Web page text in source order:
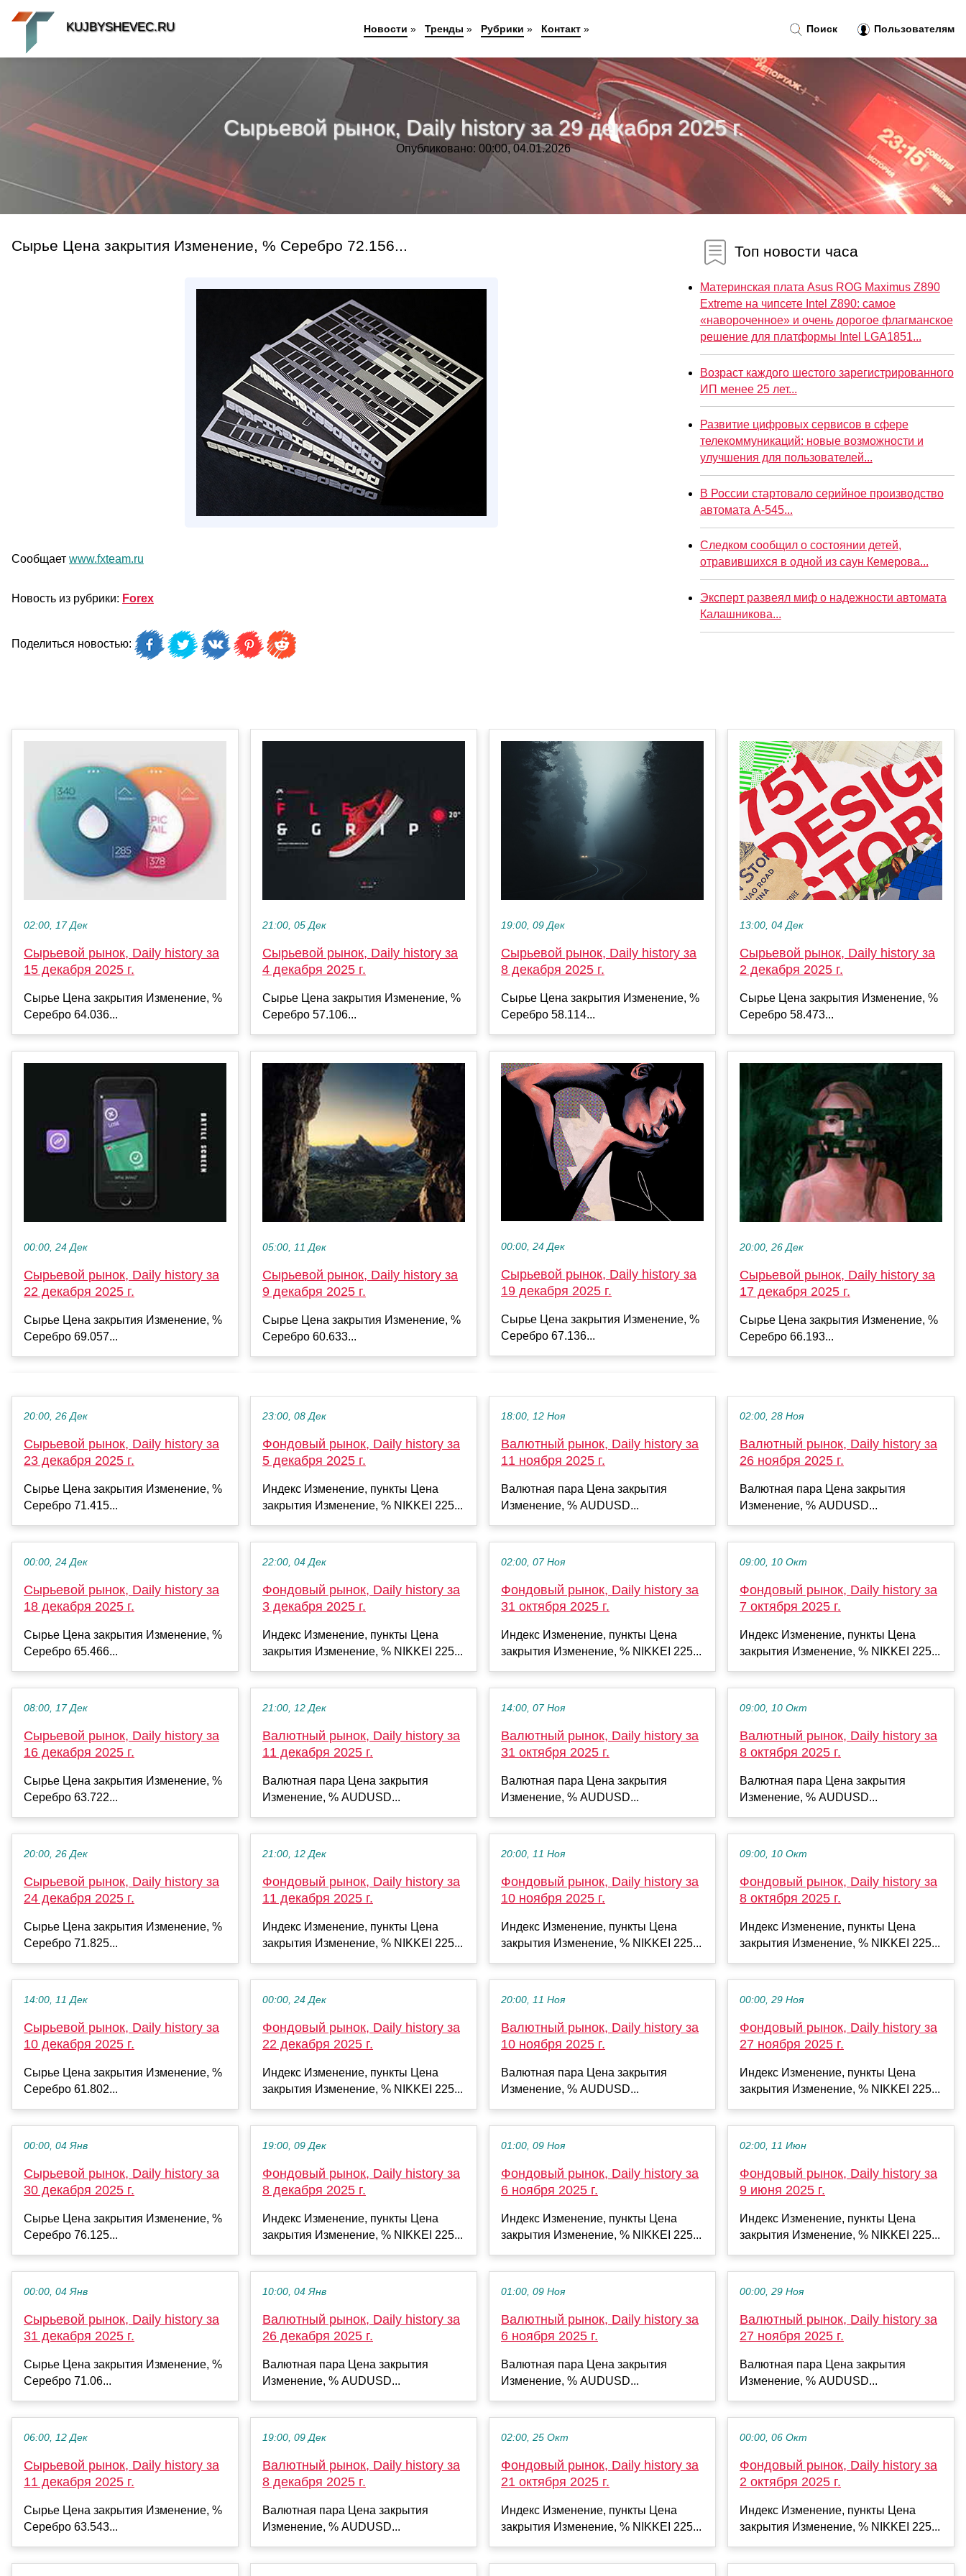
Сырьевой рынок, Daily history за 29 декабря 2025 г.
Опубликовано: 00:00, 04.01.2026
Сырье Цена закрытия Изменение, % Серебро 72.156...
Сообщает www.fxteam.ru
Новость из рубрики: Forex
Поделиться новостью:
Топ новости часа
Материнская плата Asus ROG Maximus Z890
Extreme на чипсете Intel Z890: самое
«навороченное» и очень дорогое флагманское
решение для платформы Intel LGA1851...
Возраст каждого шестого зарегистрированного
ИП менее 25 лет...
Развитие цифровых сервисов в сфере
телекоммуникаций: новые возможности и
улучшения для пользователей...
В России стартовало серийное производство
автомата А-545...
Следком сообщил о состоянии детей,
отравившихся в одной из саун Кемерова...
Эксперт развеял миф о надежности автомата
Калашникова...
02:00, 17 Дек
Сырьевой рынок, Daily history за
15 декабря 2025 г.
Сырье Цена закрытия Изменение, %
Серебро 64.036...
00:00, 24 Дек
Сырьевой рынок, Daily history за
22 декабря 2025 г.
Сырье Цена закрытия Изменение, %
Серебро 69.057...
21:00, 05 Дек
Сырьевой рынок, Daily history за
4 декабря 2025 г.
Сырье Цена закрытия Изменение, %
Серебро 57.106...
05:00, 11 Дек
Сырьевой рынок, Daily history за
9 декабря 2025 г.
Сырье Цена закрытия Изменение, %
Серебро 60.633...
19:00, 09 Дек
Сырьевой рынок, Daily history за
8 декабря 2025 г.
Сырье Цена закрытия Изменение, %
Серебро 58.114...
00:00, 24 Дек
Сырьевой рынок, Daily history за
19 декабря 2025 г.
Сырье Цена закрытия Изменение, %
Серебро 67.136...
13:00, 04 Дек
Сырьевой рынок, Daily history за
2 декабря 2025 г.
Сырье Цена закрытия Изменение, %
Серебро 58.473...
20:00, 26 Дек
Сырьевой рынок, Daily history за
17 декабря 2025 г.
Сырье Цена закрытия Изменение, %
Серебро 66.193...
20:00, 26 Дек
Сырьевой рынок, Daily history за
23 декабря 2025 г.
Сырье Цена закрытия Изменение, %
Серебро 71.415...
00:00, 24 Дек
Сырьевой рынок, Daily history за
18 декабря 2025 г.
Сырье Цена закрытия Изменение, %
Серебро 65.466...
08:00, 17 Дек
Сырьевой рынок, Daily history за
16 декабря 2025 г.
Сырье Цена закрытия Изменение, %
Серебро 63.722...
20:00, 26 Дек
Сырьевой рынок, Daily history за
24 декабря 2025 г.
Сырье Цена закрытия Изменение, %
Серебро 71.825...
14:00, 11 Дек
Сырьевой рынок, Daily history за
10 декабря 2025 г.
Сырье Цена закрытия Изменение, %
Серебро 61.802...
00:00, 04 Янв
Сырьевой рынок, Daily history за
30 декабря 2025 г.
Сырье Цена закрытия Изменение, %
Серебро 76.125...
00:00, 04 Янв
Сырьевой рынок, Daily history за
31 декабря 2025 г.
Сырье Цена закрытия Изменение, %
Серебро 71.06...
06:00, 12 Дек
Сырьевой рынок, Daily history за
11 декабря 2025 г.
Сырье Цена закрытия Изменение, %
Серебро 63.543...
23:00, 08 Дек
Фондовый рынок, Daily history за
5 декабря 2025 г.
Индекс Изменение, пункты Цена
закрытия Изменение, % NIKKEI 225...
22:00, 04 Дек
Фондовый рынок, Daily history за
3 декабря 2025 г.
Индекс Изменение, пункты Цена
закрытия Изменение, % NIKKEI 225...
21:00, 12 Дек
Валютный рынок, Daily history за
11 декабря 2025 г.
Валютная пара Цена закрытия
Изменение, % AUDUSD...
21:00, 12 Дек
Фондовый рынок, Daily history за
11 декабря 2025 г.
Индекс Изменение, пункты Цена
закрытия Изменение, % NIKKEI 225...
00:00, 24 Дек
Фондовый рынок, Daily history за
22 декабря 2025 г.
Индекс Изменение, пункты Цена
закрытия Изменение, % NIKKEI 225...
19:00, 09 Дек
Фондовый рынок, Daily history за
8 декабря 2025 г.
Индекс Изменение, пункты Цена
закрытия Изменение, % NIKKEI 225...
10:00, 04 Янв
Валютный рынок, Daily history за
26 декабря 2025 г.
Валютная пара Цена закрытия
Изменение, % AUDUSD...
19:00, 09 Дек
Валютный рынок, Daily history за
8 декабря 2025 г.
Валютная пара Цена закрытия
Изменение, % AUDUSD...
18:00, 12 Ноя
Валютный рынок, Daily history за
11 ноября 2025 г.
Валютная пара Цена закрытия
Изменение, % AUDUSD...
02:00, 07 Ноя
Фондовый рынок, Daily history за
31 октября 2025 г.
Индекс Изменение, пункты Цена
закрытия Изменение, % NIKKEI 225...
14:00, 07 Ноя
Валютный рынок, Daily history за
31 октября 2025 г.
Валютная пара Цена закрытия
Изменение, % AUDUSD...
20:00, 11 Ноя
Фондовый рынок, Daily history за
10 ноября 2025 г.
Индекс Изменение, пункты Цена
закрытия Изменение, % NIKKEI 225...
20:00, 11 Ноя
Валютный рынок, Daily history за
10 ноября 2025 г.
Валютная пара Цена закрытия
Изменение, % AUDUSD...
01:00, 09 Ноя
Фондовый рынок, Daily history за
6 ноября 2025 г.
Индекс Изменение, пункты Цена
закрытия Изменение, % NIKKEI 225...
01:00, 09 Ноя
Валютный рынок, Daily history за
6 ноября 2025 г.
Валютная пара Цена закрытия
Изменение, % AUDUSD...
02:00, 25 Окт
Фондовый рынок, Daily history за
21 октября 2025 г.
Индекс Изменение, пункты Цена
закрытия Изменение, % NIKKEI 225...
02:00, 28 Ноя
Валютный рынок, Daily history за
26 ноября 2025 г.
Валютная пара Цена закрытия
Изменение, % AUDUSD...
09:00, 10 Окт
Фондовый рынок, Daily history за
7 октября 2025 г.
Индекс Изменение, пункты Цена
закрытия Изменение, % NIKKEI 225...
09:00, 10 Окт
Валютный рынок, Daily history за
8 октября 2025 г.
Валютная пара Цена закрытия
Изменение, % AUDUSD...
09:00, 10 Окт
Фондовый рынок, Daily history за
8 октября 2025 г.
Индекс Изменение, пункты Цена
закрытия Изменение, % NIKKEI 225...
00:00, 29 Ноя
Фондовый рынок, Daily history за
27 ноября 2025 г.
Индекс Изменение, пункты Цена
закрытия Изменение, % NIKKEI 225...
02:00, 11 Июн
Фондовый рынок, Daily history за
9 июня 2025 г.
Индекс Изменение, пункты Цена
закрытия Изменение, % NIKKEI 225...
00:00, 29 Ноя
Валютный рынок, Daily history за
27 ноября 2025 г.
Валютная пара Цена закрытия
Изменение, % AUDUSD...
00:00, 06 Окт
Фондовый рынок, Daily history за
2 октября 2025 г.
Индекс Изменение, пункты Цена
закрытия Изменение, % NIKKEI 225...
Поиск Пользователям
KUJBYSHEVEC.RU Новости » Тренды » Рубрики » Контакт»